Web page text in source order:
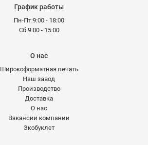
График работы
Пн-Пт:9:00 - 18:00
Сб:9:00 - 15:00
О нас
Широкоформатная печать
Наш завод
Производство
Доставка
О нас
Вакансии компании
Экобуклет